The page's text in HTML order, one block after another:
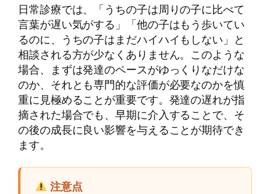
日常診療では、「うちの子は周りの子に比べて
言葉が遅い気がする」「他の子はもう歩いてい
るのに、うちの子はまだハイハイもしない」と
相談される方が少なくありません。このような
場合、まずは発達のペースがゆっくりなだけな
のか、それとも専門的な評価が必要なのかを慎
重に見極めることが重要です。発達の遅れが指
摘された場合でも、早期に介入することで、そ
の後の成長に良い影響を与えることが期待でき
ます。
注意点